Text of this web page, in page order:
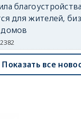
для жителей,
2382
Показать все